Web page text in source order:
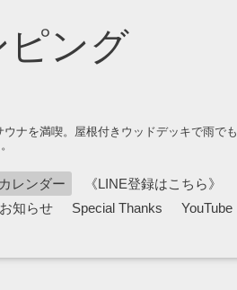
ピング
ナを満喫。屋根付きウッドデッキで雨でも
レンダー
《LINE登録はこちら》
知らせ Special Thanks
YouTube